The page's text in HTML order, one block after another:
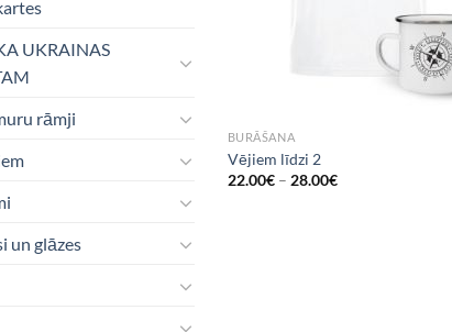
UKRAINAS
rāmji
un glāzes
BURĀŠANA
Vējiem līdzi 2
22.00€– 28.00€